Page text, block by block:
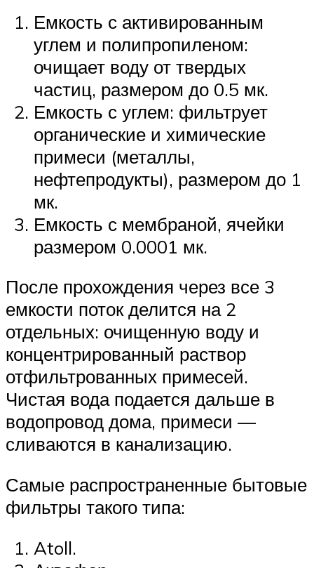
Емкость с активированным
углем и полипропиленом:
очищает воду от твердых
частиц, размером до 0.5 мк.
Емкость с углем: фильтрует
органические и химические
примеси (металлы,
нефтепродукты), размером до 1
мк.
Емкость с мембраной, ячейки
размером 0.0001 мк.
После прохождения через все 3
емкости поток делится на 2
отдельных: очищенную воду и
концентрированный раствор
отфильтрованных примесей.
Чистая вода подается дальше в
водопровод дома, примеси —
сливаются в канализацию.
Самые распространенные бытовые
фильтры такого типа:
Atoll.